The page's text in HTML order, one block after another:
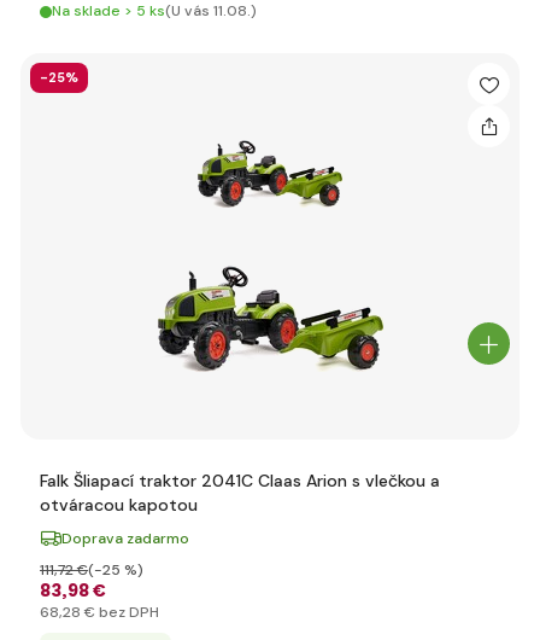
Na sklade > 5 ks(U vás 11.08.)
-25%
Falk Šliapací traktor 2041C Claas Arion s vlečkou a
otváracou kapotou
Doprava zadarmo
83,98 €
111,72 €(-25 %)
68,28 € bez DPH